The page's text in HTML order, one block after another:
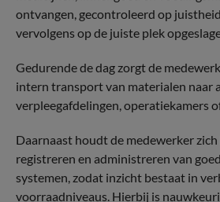
ontvangen, gecontroleerd op
vervolgens op de juiste plek
Gedurende de dag zorgt de
intern transport van materialen naar
verpleegafdelingen, operatiekamers
Daarnaast houdt de medewerker
registreren en administreren van
systemen, zodat inzicht bestaat in
voorraadniveaus. Hierbij is